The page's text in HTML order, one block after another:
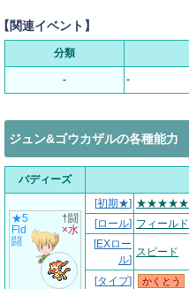
関連イベント】
分類
- -
ジュン&ゴウカザルの各種能力
バディーズ
★5
Fld
闘
†闘
×水
[初期★] ★★★★★
[ロール] フィールド
[EXロー
ル]
スピード
[タイプ] かくとう